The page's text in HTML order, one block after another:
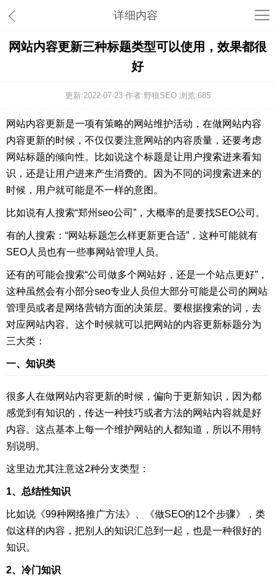
详细内容
网站内容更新三种标题类型可以使用，效果都很
好
更新:2022-07-23 作者:野狼SEO 浏览:685
网站内容更新是一项有策略的网站维护活动，在做网站内容
内容更新的时候，不仅仅要注意网站的内容质量，还要考虑
网站标题的倾向性。比如说这个标题是让用户搜索进来看知
识，还是让用户进来产生消费的。因为不同的词搜索进来的
时候，用户就可能是不一样的意图。
比如说有人搜索“郑州seo公司”，大概率的是要找SEO公司。
有的人搜索：“网站标题怎么样更新更合适”，这种可能就有
SEO人员也有一些事网站管理人员。
还有的可能会搜索“公司做多个网站好，还是一个站点更好”，
这种虽然会有小部分seo专业人员但大部分可能是公司的网站
管理员或者是网络营销方面的决策层。要根据搜索的词，去
对应网站内容。这个时候就可以把网站的内容更新标题分为
三大类：
一、知识类
很多人在做网站内容更新的时候，偏向于更新知识，因为都
感觉到有知识的，传达一种技巧或者方法的网站内容就是好
内容。这点基本上每一个维护网站的人都知道，所以不用特
别说明。
这里边尤其注意这2种分支类型：
1、总结性知识
比如说《99种网络推广方法》、《做SEO的12个步骤》，类
似这样的内容，把别人的知识汇总到一起，也是一种很好的
知识。
2、冷门知识